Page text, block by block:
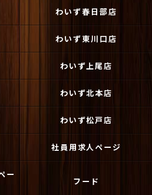
わいず春日部店
わいず東川口店
わいず上尾店
わいず北本店
わいず松戸店
社員用求人ページ
ー
フード